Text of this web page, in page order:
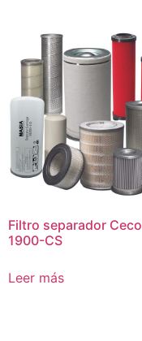
Filtro separador Ceco
1900-CS
Leer más